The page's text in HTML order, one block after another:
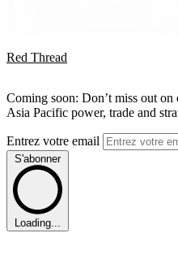
Red Thread
Coming soon: Don’t miss out
Asia Pacific power, trade and
Entrez votre email
S'abonner
Loading...